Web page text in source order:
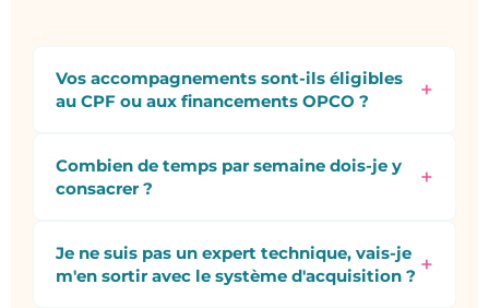
Vos accompagnements sont-ils éligibles
au CPF ou aux financements OPCO ?
+
Combien de temps par semaine dois-je y
consacrer ?
+
Je ne suis pas un expert technique, vais-je
m'en sortir avec le système d'acquisition ? +